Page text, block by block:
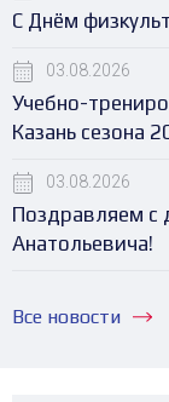
С Днём
03.08.2026
Учебно-
Казань сезона
03.08.2026
Поздравляем с
Анатольевича!
Все новости